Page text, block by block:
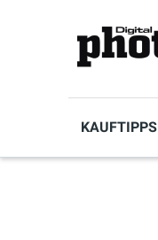
KAUFTIPPS